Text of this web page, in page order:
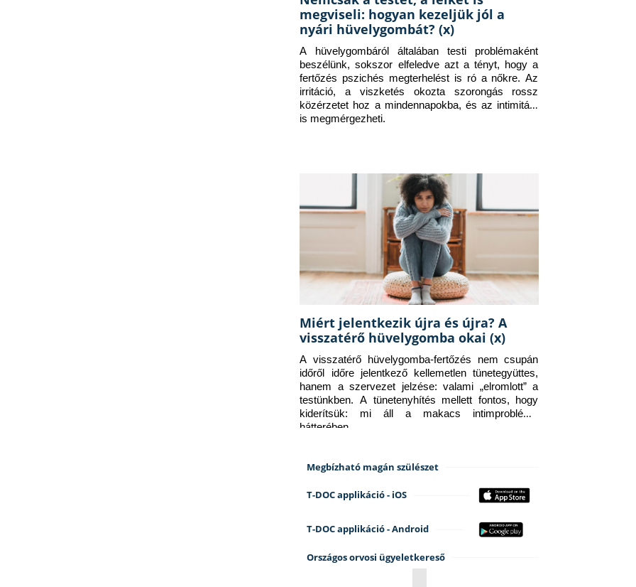
megviseli: hogyan kezeljük jól a
nyári hüvelygombát? (x)
A hüvelygombáról általában testi problémaként
beszélünk, sokszor elfeledve azt a tényt, hogy a
fertőzés pszichés megterhelést is ró a nőkre. Az
irritáció, a viszketés okozta szorongás rossz
közérzetet hoz a mindennapokba, és az intimitást
is megmérgezheti.
Miért jelentkezik újra és újra? A
visszatérő hüvelygomba okai (x)
A visszatérő hüvelygomba-fertőzés nem csupán
időről időre jelentkező kellemetlen tünetegyüttes,
hanem a szervezet jelzése: valami „elromlott” a
testünkben. A tünetenyhítés mellett fontos, hogy
kiderítsük: mi áll a makacs intimprobléma
hátterében.
Megbízható magán szülészet
T-DOC applikáció - iOS
T-DOC applikáció - Android
Országos orvosi ügyeletkereső